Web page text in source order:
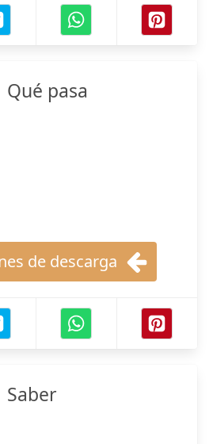
Qué pasa
de descarga
Saber